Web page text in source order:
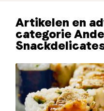
Artikelen en
categorie